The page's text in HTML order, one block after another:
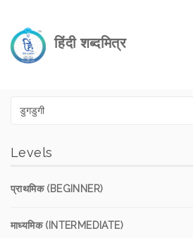
हिंदी शब्दमित्र
Levels
प्राथमिक (BEGINNER)
माध्यमिक (INTERMEDIATE)